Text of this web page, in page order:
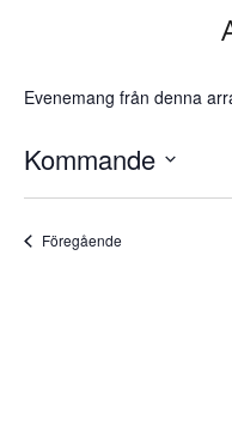
Evenemang från denna
Kommande
Välj
FöregåendeEvenemang